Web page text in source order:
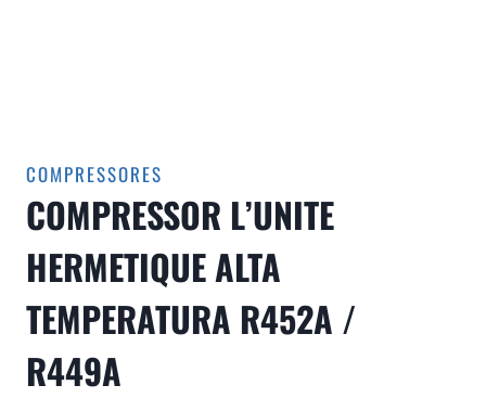
COMPRESSORES
COMPRESSOR L’UNITE
HERMETIQUE ALTA
TEMPERATURA R452A /
R449A